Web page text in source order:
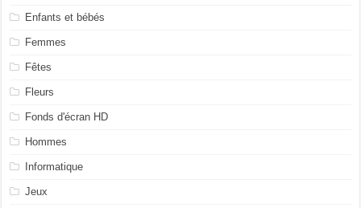
Enfants et bébés
Femmes
Fêtes
Fleurs
Fonds d'écran HD
Hommes
Informatique
Jeux